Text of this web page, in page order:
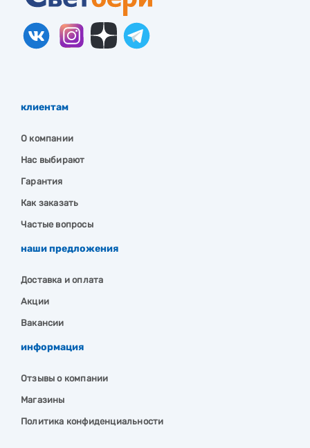
клиентам
О компании
Нас выбирают
Гарантия
Как заказать
Частые вопросы
наши предложения
Доставка и оплата
Акции
Вакансии
информация
Отзывы о компании
Магазины
Политика конфиденциальности